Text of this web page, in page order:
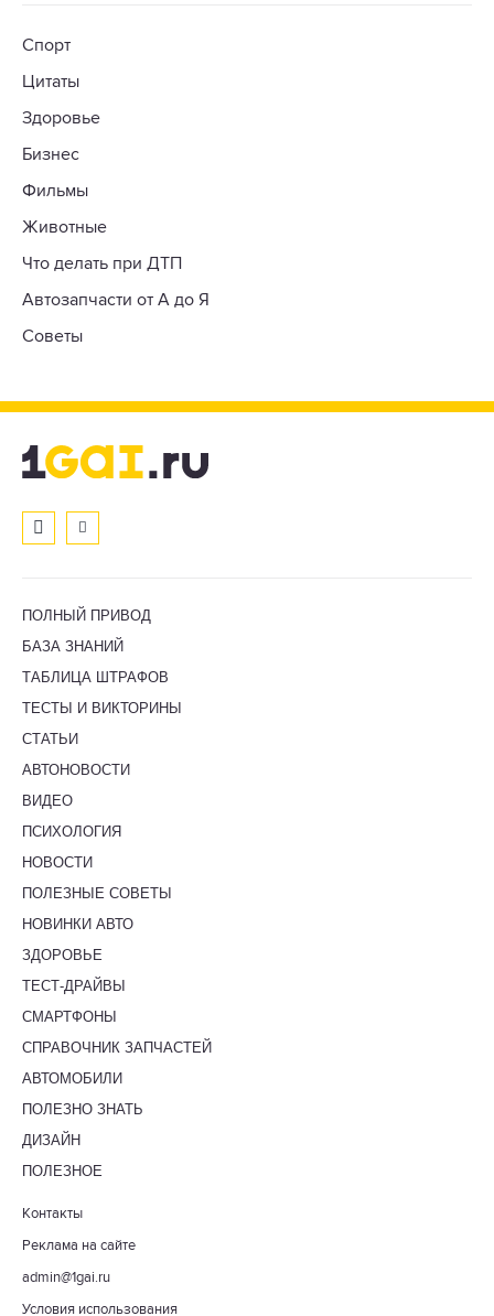
Спорт
Цитаты
Здоровье
Бизнес
Фильмы
Животные
Что делать при ДТП
Автозапчасти от А до Я
Советы
ПОЛНЫЙ ПРИВОД
БАЗА ЗНАНИЙ
ТАБЛИЦА ШТРАФОВ
ТЕСТЫ И ВИКТОРИНЫ
СТАТЬИ
АВТОНОВОСТИ
ВИДЕО
ПСИХОЛОГИЯ
НОВОСТИ
ПОЛЕЗНЫЕ СОВЕТЫ
НОВИНКИ АВТО
ЗДОРОВЬЕ
ТЕСТ-ДРАЙВЫ
СМАРТФОНЫ
СПРАВОЧНИК ЗАПЧАСТЕЙ
АВТОМОБИЛИ
ПОЛЕЗНО ЗНАТЬ
ДИЗАЙН
ПОЛЕЗНОЕ
Контакты
Реклама на сайте
admin@1gai.ru
Условия использования